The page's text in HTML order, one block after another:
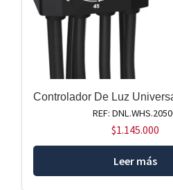
Controlador De Luz
REF:
$1.145.000
Leer más